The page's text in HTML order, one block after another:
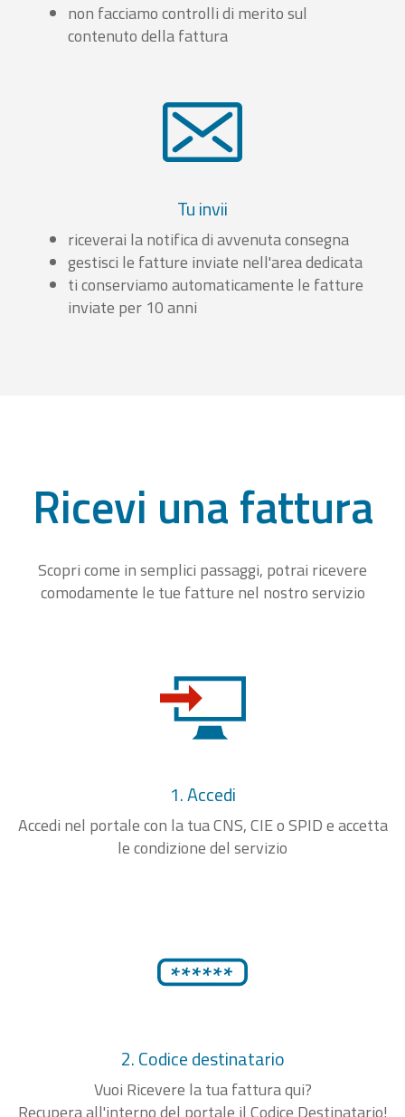
non facciamo controlli di merito sul
contenuto della fattura
Tu invii
riceverai la notifica di avvenuta consegna
gestisci le fatture inviate nell'area dedicata
ti conserviamo automaticamente le fatture
inviate per 10 anni
Ricevi una fattura
Scopri come in semplici passaggi, potrai ricevere
comodamente le tue fatture nel nostro servizio
1. Accedi
Accedi nel portale con la tua CNS, CIE o SPID e accetta
le condizione del servizio
2. Codice destinatario
Vuoi Ricevere la tua fattura qui?
Recupera all'interno del portale il Codice Destinatario!